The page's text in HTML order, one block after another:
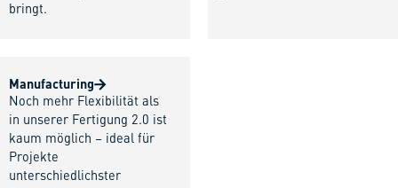
bringt.
Manufacturing
Noch mehr Flexibilität als
in unserer Fertigung 2.0 ist
kaum möglich – ideal für
Projekte
unterschiedlichster